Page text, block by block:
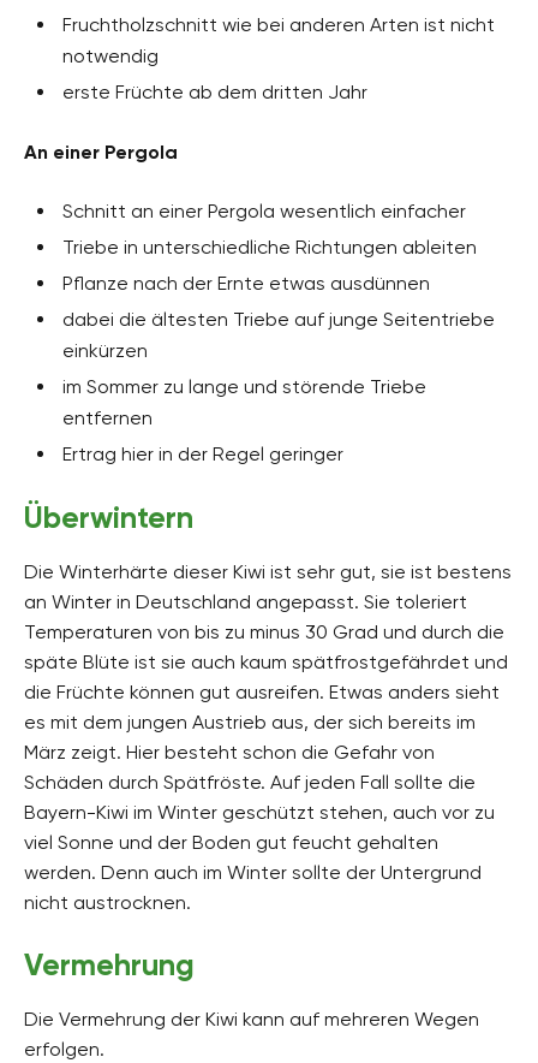
Fruchtholzschnitt wie bei anderen Arten ist nicht
notwendig
erste Früchte ab dem dritten Jahr
An einer Pergola
Schnitt an einer Pergola wesentlich einfacher
Triebe in unterschiedliche Richtungen ableiten
Pflanze nach der Ernte etwas ausdünnen
dabei die ältesten Triebe auf junge Seitentriebe
einkürzen
im Sommer zu lange und störende Triebe
entfernen
Ertrag hier in der Regel geringer
Überwintern
Die Winterhärte dieser Kiwi ist sehr gut, sie ist bestens
an Winter in Deutschland angepasst. Sie toleriert
Temperaturen von bis zu minus 30 Grad und durch die
späte Blüte ist sie auch kaum spätfrostgefährdet und
die Früchte können gut ausreifen. Etwas anders sieht
es mit dem jungen Austrieb aus, der sich bereits im
März zeigt. Hier besteht schon die Gefahr von
Schäden durch Spätfröste. Auf jeden Fall sollte die
Bayern-Kiwi im Winter geschützt stehen, auch vor zu
viel Sonne und der Boden gut feucht gehalten
werden. Denn auch im Winter sollte der Untergrund
nicht austrocknen.
Vermehrung
Die Vermehrung der Kiwi kann auf mehreren Wegen
erfolgen.